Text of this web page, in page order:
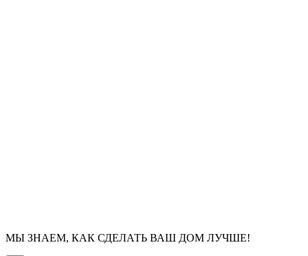
МЫ ЗНАЕМ, КАК СДЕЛАТЬ ВАШ ДОМ ЛУЧШЕ!